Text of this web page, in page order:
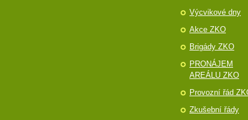
Výcvikové dny
Akce ZKO
Brigády ZKO
PRONÁJEM
AREÁLU ZKO
Provozní řád
Zkušební řády